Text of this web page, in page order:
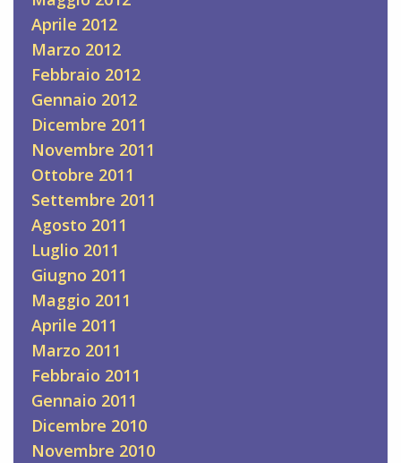
Aprile 2012
Marzo 2012
Febbraio 2012
Gennaio 2012
Dicembre 2011
Novembre 2011
Ottobre 2011
Settembre 2011
Agosto 2011
Luglio 2011
Giugno 2011
Maggio 2011
Aprile 2011
Marzo 2011
Febbraio 2011
Gennaio 2011
Dicembre 2010
Novembre 2010